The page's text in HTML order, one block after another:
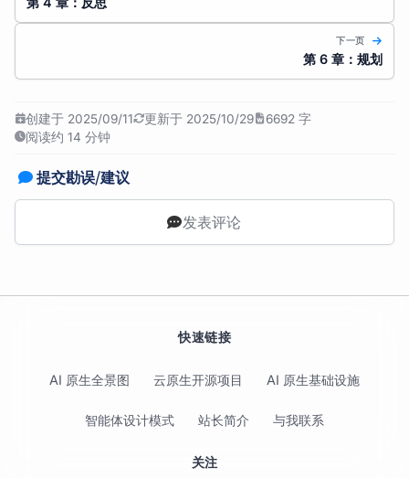
下一页
第 6 章：规划
创建于 2025/09/11 更新于 2025/10/29
6692 字
阅读约 14 分钟
提交勘误/建议
发表评论
快速链接
AI 原生全景图 云原生开源项目 AI 原生基础设施
智能体设计模式 站长简介 与我联系
关注